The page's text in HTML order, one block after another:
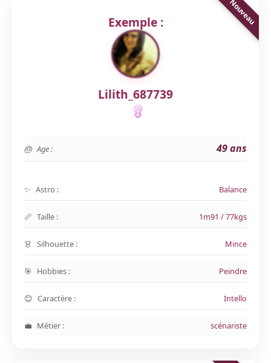
Exemple :
Lilith_687739
Age : 49 ans
Astro : Balance
Taille : 1m91 / 77kgs
Silhouette : Mince
Hobbies : Peindre
Caractère : Intello
Métier : scénariste